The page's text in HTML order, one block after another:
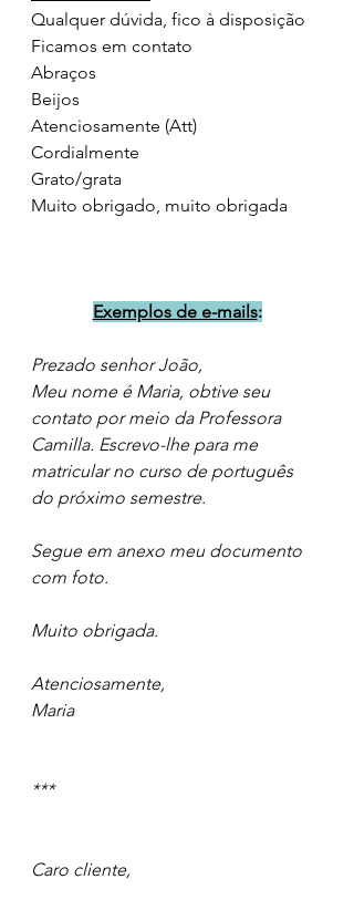
Qualquer dúvida, fico à disposição
Ficamos em contato
Abraços
Beijos
Atenciosamente (Att)
Cordialmente
Grato/grata
Muito obrigado, muito obrigada
Exemplos de e-mails:
Prezado senhor João,
Meu nome é Maria, obtive seu
contato por meio da Professora
Camilla. Escrevo-lhe para me
matricular no curso de português
do próximo semestre.
Segue em anexo meu documento
com foto.
Muito obrigada.
Atenciosamente,
Maria
***
Caro cliente,